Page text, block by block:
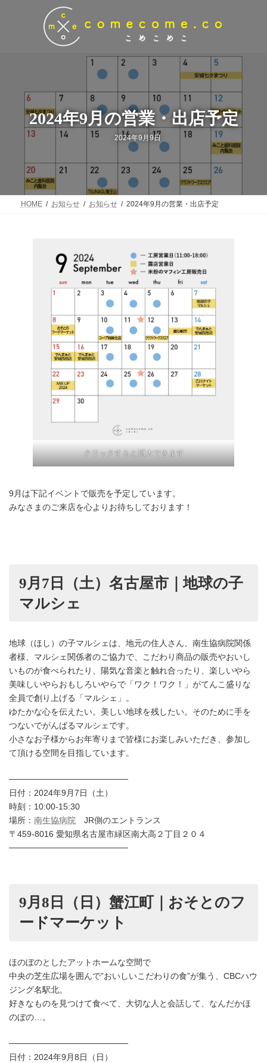
2024年9月の営業・出店予定
最
日
2024年9月9日
HOME お知らせ お知らせ 2024年9月の営業・出店予定
クリックすると拡大できます
9月は下記イベントで販売を予定しています。
みなさまのご来店を心よりお待ちしております！
9月7日（土）名古屋市｜地球の子
マルシェ
地球（ほし）の子マルシェは、地元の住人さん、南生協病院関係
者様、マルシェ関係者のご協力で、こだわり商品の販売やおいし
いものが食べられたり、陽気な音楽と触れ合ったり、楽しいやら
美味しいやらおもしろいやらで「ワク！ワク！」がてんこ盛りな
全員で創り上げる「マルシェ」。
ゆたかな心を伝えたい。美しい地球を残したい。そのために手を
つないでがんばるマルシェです。
小さなお子様からお年寄りまで皆様にお楽しみいただき、参加し
て頂ける空間を目指しています。
────────────────────
日付：2024年9月7日（土）
時刻：10:00-15:30
場所： 南生協病院 JR側のエントランス
〒459-8016 愛知県名古屋市緑区南大高２丁目２０４
────────────────────
9月8日（日）蟹江町｜おそとのフ
ードマーケット
ほのぼのとしたアットホームな空間で
中央の芝生広場を囲んで”おいしいこだわりの食”が集う、CBCハウ
ジング名駅北。
好きなものを見つけて食べて、大切な人と会話して、なんだかほ
のぼの…。
────────────────────
日付：2024年9月8日（日）